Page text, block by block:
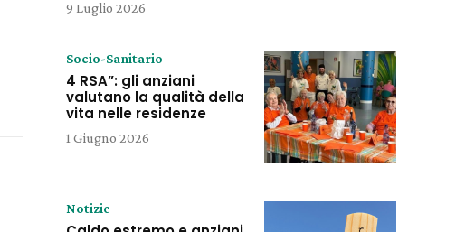
9 Luglio 2026
Socio-Sanitario
4 RSA”: gli anziani
valutano la qualità della
vita nelle residenze
1 Giugno 2026
Notizie